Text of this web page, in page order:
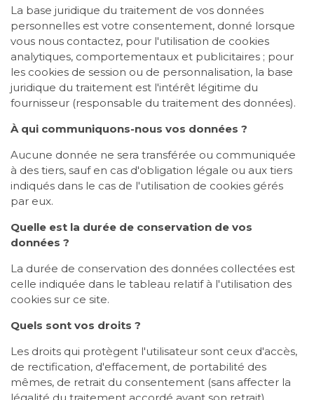
La base juridique du traitement de vos données
personnelles est votre consentement, donné lorsque
vous nous contactez, pour l'utilisation de cookies
analytiques, comportementaux et publicitaires ; pour
les cookies de session ou de personnalisation, la base
juridique du traitement est l'intérêt légitime du
fournisseur (responsable du traitement des données).
À qui communiquons-nous vos données ?
Aucune donnée ne sera transférée ou communiquée
à des tiers, sauf en cas d'obligation légale ou aux tiers
indiqués dans le cas de l'utilisation de cookies gérés
par eux.
Quelle est la durée de conservation de vos
données ?
La durée de conservation des données collectées est
celle indiquée dans le tableau relatif à l'utilisation des
cookies sur ce site.
Quels sont vos droits ?
Les droits qui protègent l'utilisateur sont ceux d'accès,
de rectification, d'effacement, de portabilité des
mêmes, de retrait du consentement (sans affecter la